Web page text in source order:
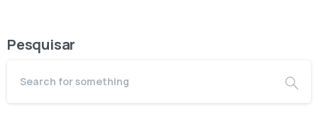
Pesquisar